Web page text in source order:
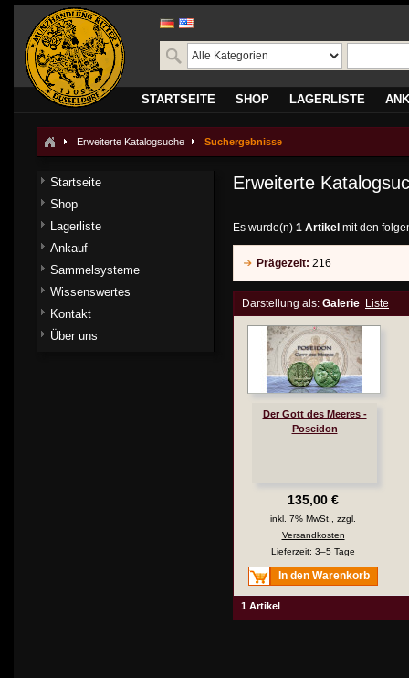
STARTSEITE SHOP LAGERLISTE
Erweiterte Katalogsuche Suchergebnisse
Erweiterte
Es wurde(n) 1 Artikel mit den
Prägezeit: 216
Darstellung als: Galerie Liste
Der Gott des Meeres -
Poseidon
135,00 €
inkl. 7% MwSt., zzgl.
Versandkosten
Lieferzeit: 3–5 Tage
In den Warenkorb
1 Artikel
Startseite
Shop
Lagerliste
Ankauf
Sammelsysteme
Wissenswertes
Kontakt
Über uns